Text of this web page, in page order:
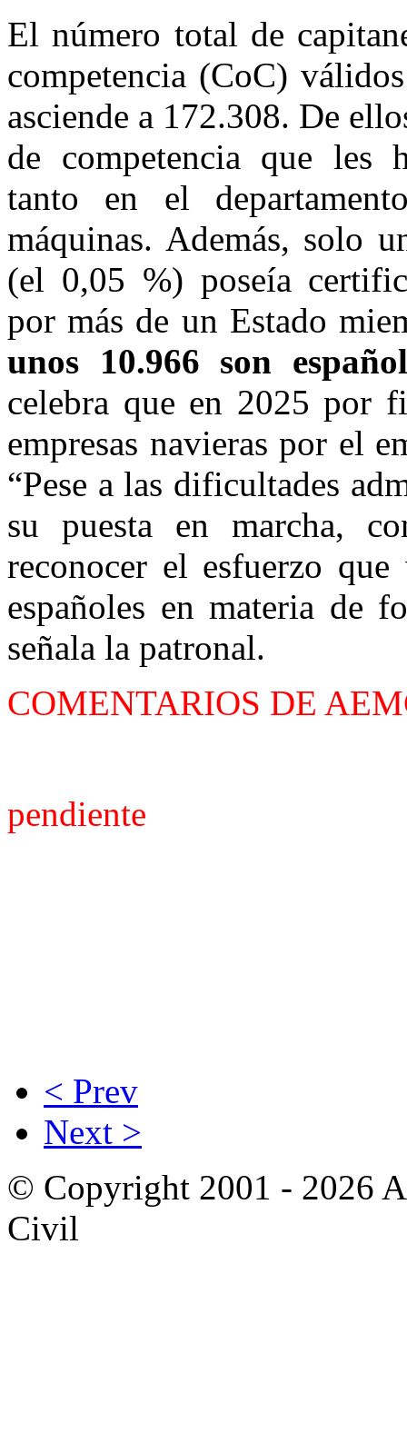
El número total de
competencia (CoC)
asciende a 172.308. De
de competencia que les
tanto en el
máquinas. Además, solo
(el 0,05 %) poseía
por más de un Estado
unos 10.966 son
celebra que en 2025 por
empresas navieras por el
“Pese a las dificultades
su puesta en marcha,
reconocer el esfuerzo
españoles en materia de
señala la patronal.
COMENTARIOS DE
pendiente
< Prev
Next >
© Copyright 2001 - 2026
Civil